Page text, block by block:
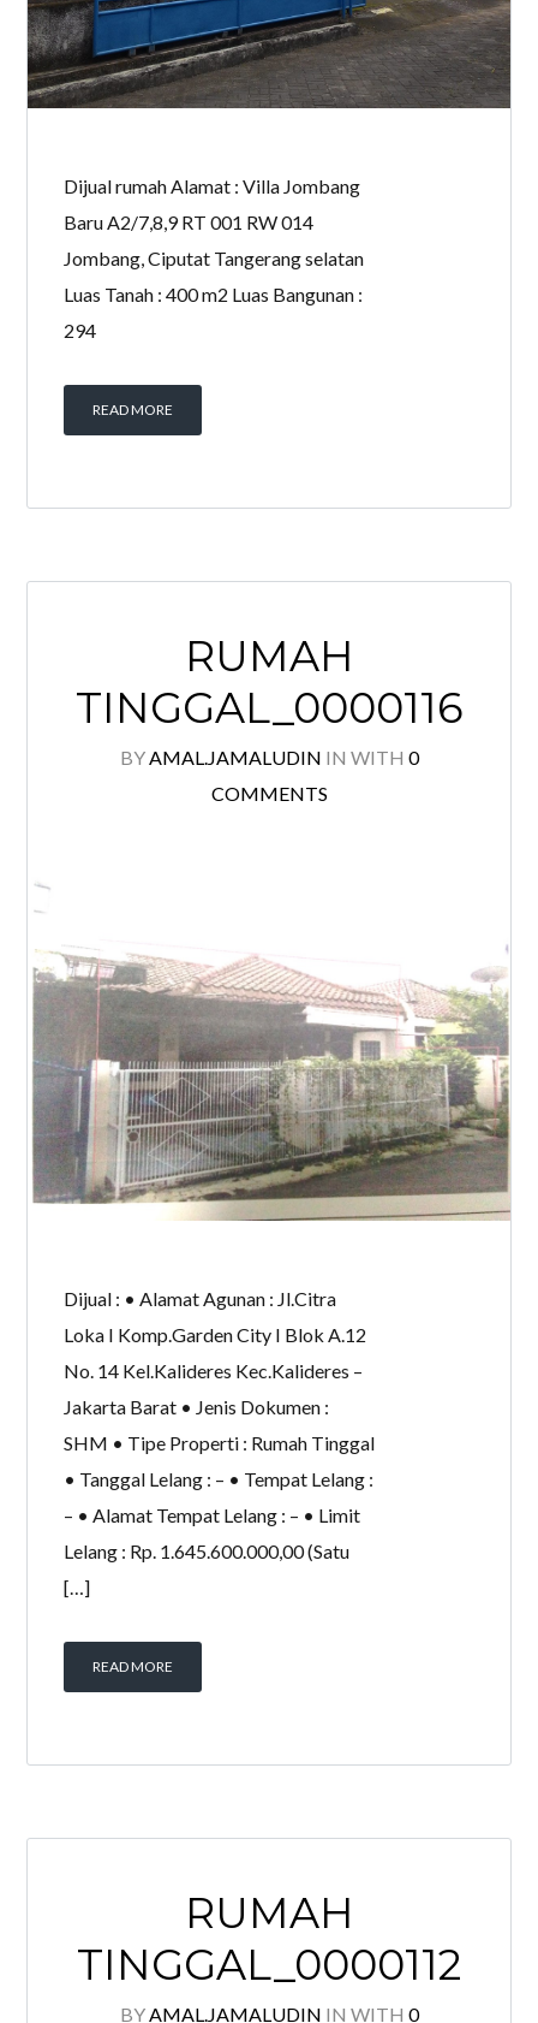
Dijual rumah Alamat : Villa Jombang
Baru A2/7,8,9 RT 001 RW 014
Jombang, Ciputat Tangerang selatan
Luas Tanah : 400 m2 Luas Bangunan :
294
READ MORE
RUMAH
TINGGAL_0000116
BYAMAL.JAMALUDIN IN WITH 0
COMMENTS
Dijual : • Alamat Agunan : Jl.Citra
Loka I Komp.Garden City I Blok A.12
No. 14 Kel.Kalideres Kec.Kalideres –
Jakarta Barat • Jenis Dokumen :
SHM • Tipe Properti : Rumah Tinggal
• Tanggal Lelang : – • Tempat Lelang :
– • Alamat Tempat Lelang : – • Limit
Lelang : Rp. 1.645.600.000,00 (Satu
[…]
READ MORE
RUMAH
TINGGAL_0000112
BYAMAL.JAMALUDIN IN WITH 0